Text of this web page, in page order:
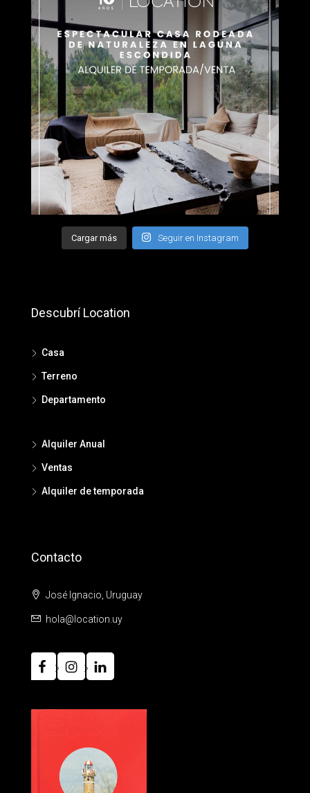
Cargar más Seguir en Instagram
Descubrí Location
Casa
Terreno
Departamento
Alquiler Anual
Ventas
Alquiler de temporada
Contacto
José Ignacio, Uruguay
hola@location.uy